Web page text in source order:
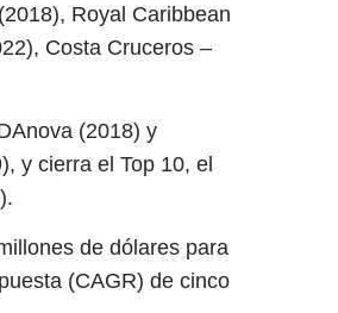
Royal Caribbean
Costa Cruceros –
(2018) y
y cierra el Top 10, el
de dólares para
(CAGR) de cinco